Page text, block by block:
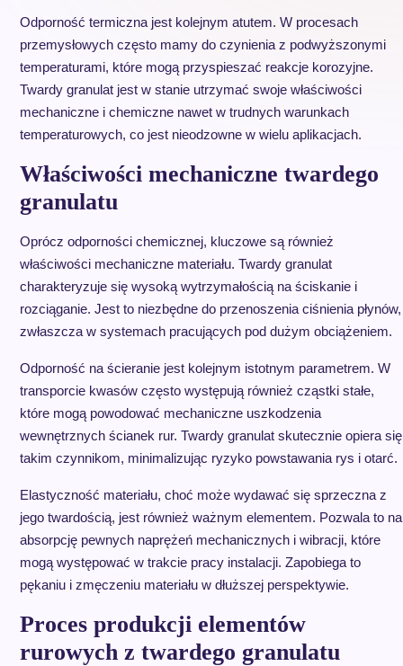
Odporność termiczna jest kolejnym atutem. W procesach
przemysłowych często mamy do czynienia z podwyższonymi
temperaturami, które mogą przyspieszać reakcje korozyjne.
Twardy granulat jest w stanie utrzymać swoje właściwości
mechaniczne i chemiczne nawet w trudnych warunkach
temperaturowych, co jest nieodzowne w wielu aplikacjach.
Właściwości mechaniczne twardego
granulatu
Oprócz odporności chemicznej, kluczowe są również
właściwości mechaniczne materiału. Twardy granulat
charakteryzuje się wysoką wytrzymałością na ściskanie i
rozciąganie. Jest to niezbędne do przenoszenia ciśnienia płynów,
zwłaszcza w systemach pracujących pod dużym obciążeniem.
Odporność na ścieranie jest kolejnym istotnym parametrem. W
transporcie kwasów często występują również cząstki stałe,
które mogą powodować mechaniczne uszkodzenia
wewnętrznych ścianek rur. Twardy granulat skutecznie opiera się
takim czynnikom, minimalizując ryzyko powstawania rys i otarć.
Elastyczność materiału, choć może wydawać się sprzeczna z
jego twardością, jest również ważnym elementem. Pozwala to na
absorpcję pewnych naprężeń mechanicznych i wibracji, które
mogą występować w trakcie pracy instalacji. Zapobiega to
pękaniu i zmęczeniu materiału w dłuższej perspektywie.
Proces produkcji elementów
rurowych z twardego granulatu